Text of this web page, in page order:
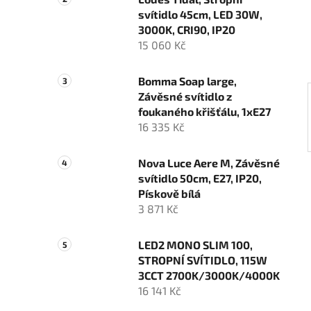
n
e
svítidlo 45cm, LED 30W,
3000K, CRI90, IP20
15 060 Kč
Bomma Soap large,
Závěsné svítidlo z
foukaného křišťálu, 1xE27
16 335 Kč
Nova Luce Aere M, Závěsné
svítidlo 50cm, E27, IP20,
Pískově bílá
3 871 Kč
LED2 MONO SLIM 100,
STROPNÍ SVÍTIDLO, 115W
3CCT 2700K/3000K/4000K
16 141 Kč